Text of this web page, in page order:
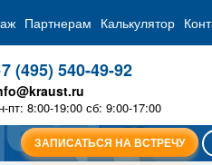
Партнерам Калькулятор
(495) 540-49-92
пт: 8:00-19:00 сб: 9:00-17:00
ЗАПИСАТЬСЯ НА ВСТРЕЧУ